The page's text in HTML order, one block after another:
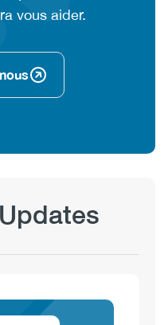
vous aider.